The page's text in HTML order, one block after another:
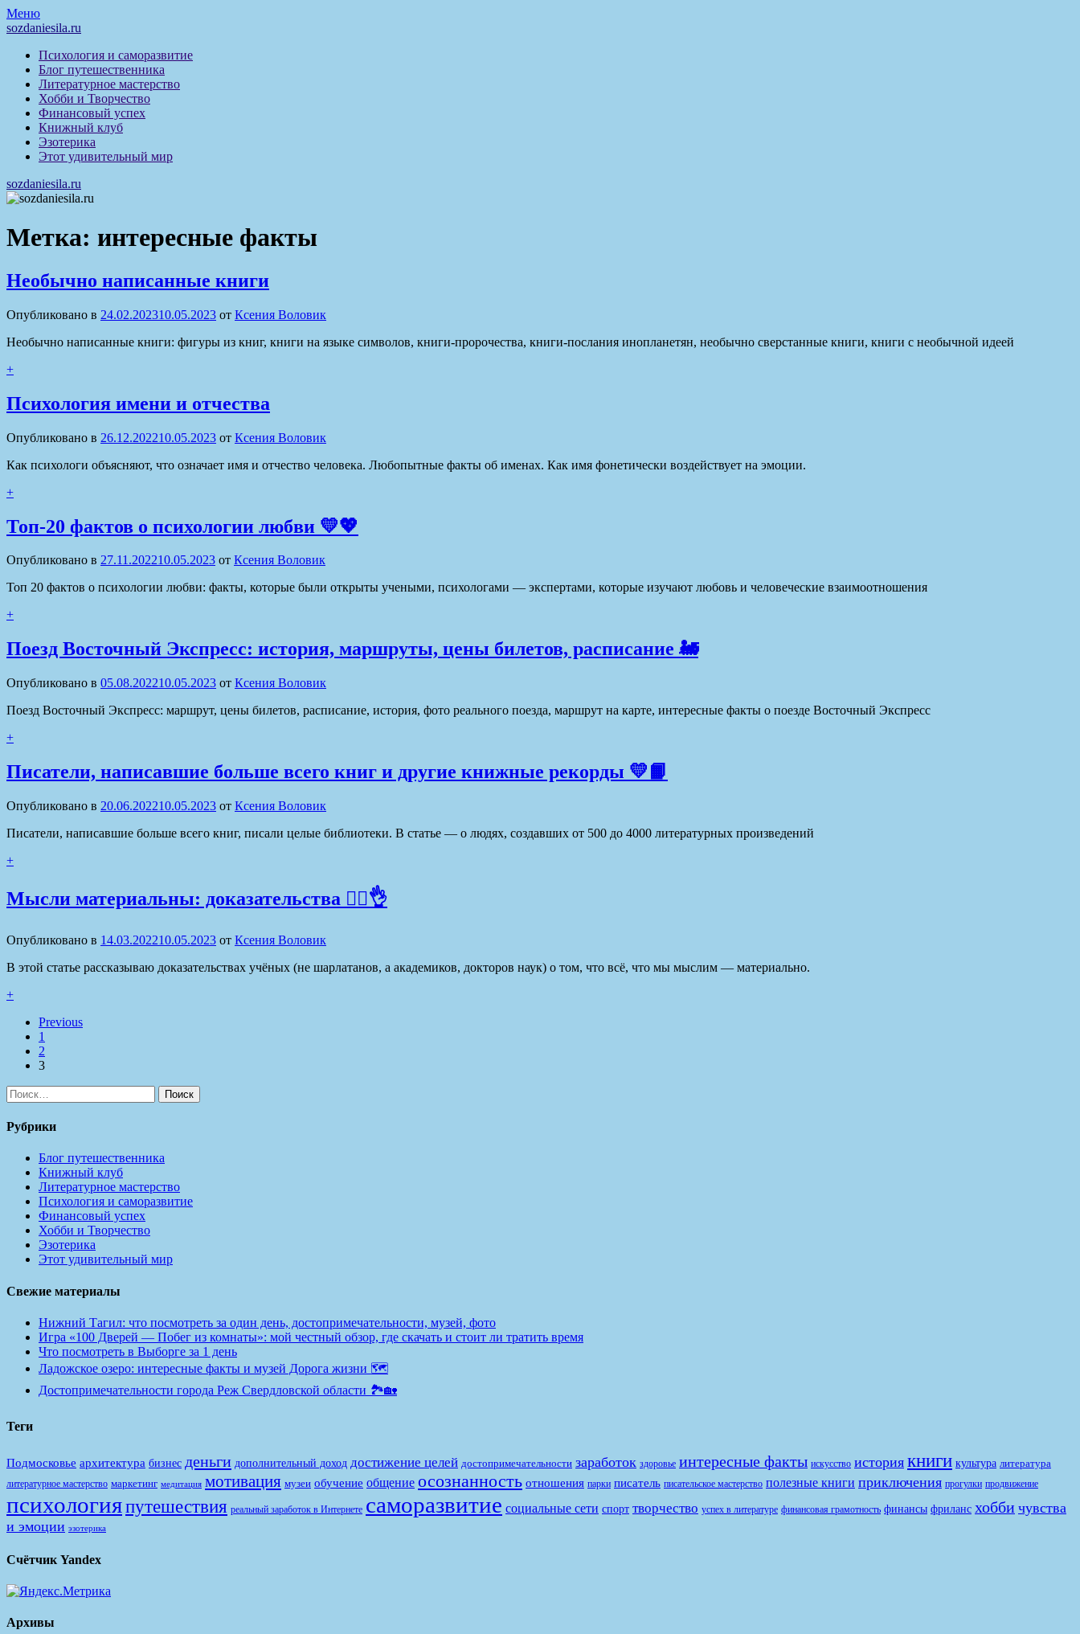
Перейти
к
Меню
sozdaniesila.ru
Психология и саморазвитие
Блог путешественника
Литературное мастерство
Хобби и Творчество
Финансовый успех
Книжный клуб
Эзотерика
Этот удивительный мир
sozdaniesila.ru
Метка: интересные факты
Необычно написанные книги
Опубликовано в 24.02.202310.05.2023 от Ксения Воловик
Необычно написанные книги: фигуры из книг, книги на языке символов, книги-пророчества, книги-послания инопланетян, необычно сверстанные книги, книги с необычной идеей
+
Психология имени и отчества
Опубликовано в 26.12.202210.05.2023 от Ксения Воловик
Как психологи объясняют, что означает имя и отчество человека. Любопытные факты об именах. Как имя фонетически воздействует на эмоции.
+
Топ-20 фактов о психологии любви 💛💖
Опубликовано в 27.11.202210.05.2023 от Ксения Воловик
Топ 20 фактов о психологии любви: факты, которые были открыты учеными, психологами — экспертами, которые изучают любовь и человеческие взаимоотношения
+
Поезд Восточный Экспресс: история, маршруты, цены билетов, расписание 🚂
Опубликовано в 05.08.202210.05.2023 от Ксения Воловик
Поезд Восточный Экспресс: маршрут, цены билетов, расписание, история, фото реального поезда, маршрут на карте, интересные факты о поезде Восточный Экспресс
+
Писатели, написавшие больше всего книг и другие книжные рекорды 💛📙
Опубликовано в 20.06.202210.05.2023 от Ксения Воловик
Писатели, написавшие больше всего книг, писали целые библиотеки. В статье — о людях, создавших от 500 до 4000 литературных произведений
+
Мысли материальны: доказательства 👳‍♂️👌
Опубликовано в 14.03.202210.05.2023 от Ксения Воловик
В этой статье рассказываю доказательствах учёных (не шарлатанов, а академиков, докторов наук) о том, что всё, что мы мыслим — материально.
+
Previous
1
2
3
Найти:
Рубрики
Блог путешественника
Книжный клуб
Литературное мастерство
Психология и саморазвитие
Финансовый успех
Хобби и Творчество
Эзотерика
Этот удивительный мир
Свежие материалы
Нижний Тагил: что посмотреть за один день, достопримечательности, музей, фото
Игра «100 Дверей — Побег из комнаты»: мой честный обзор, где скачать и стоит ли тратить время
Что посмотреть в Выборге за 1 день
Ладожское озеро: интересные факты и музей Дорога жизни 🗺️
Достопримечательности города Реж Свердловской области 🏞️🏡
Теги
Подмосковье архитектура бизнес деньги дополнительный доход достижение целей достопримечательности заработок здоровье интересные факты искусство история книги культура литература
литературное мастерство маркетинг медитация мотивация музеи обучение общение осознанность отношения парки писатель писательское мастерство полезные книги приключения прогулки продвижение
психологияпутешествия реальный заработок в Интернете саморазвитие социальные сети спорт творчество успех в литературе финансовая грамотность финансы фриланс хобби чувства
и эмоции эзотерика
Счётчик Yandex
Архивы